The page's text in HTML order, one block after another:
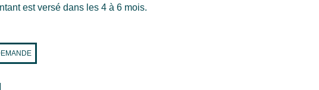
est versé dans les 4 à 6 mois.